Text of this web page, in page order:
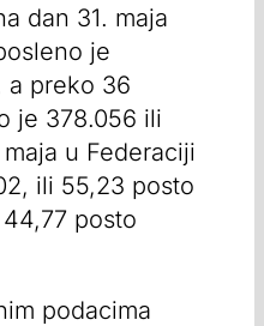
dan 31. maja
je
a preko 36
je 378.056 ili
u Federaciji
ili 55,23 posto
posto
podacima